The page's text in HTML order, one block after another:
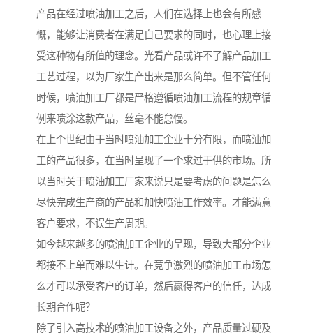
产品在经过喷油加工之后，人们在选择上也会有所感
慨，能够让消费者在满足自己要求的同时，也心理上接
受这种物有所值的理念。光看产品或许不了解产品加工
工艺过程，以为厂家生产出来是那么简单。但不管任何
时候，喷油加工厂都是严格遵循喷油加工流程的规章循
例来喷涂这款产品，丝毫不能怠慢。
在上个世纪由于当时喷油加工企业十分有限，而喷油加
工的产品很多，在当时呈现了一个求过于供的市场。所
以当时关于喷油加工厂家来说只是要考虑的问题是怎么
尽快完成生产商的产品和加快喷油工作效率。才能满意
客户要求，不误生产周期。
如今越来越多的喷油加工企业的呈现，导致大部分企业
都接不上单而难以生计。在竞争激烈的喷油加工市场怎
么才可以承受客户的订单，然后赢得客户的信任，达成
长期合作呢？
除了引入高技术的喷油加工设备之外，产品质量过硬及